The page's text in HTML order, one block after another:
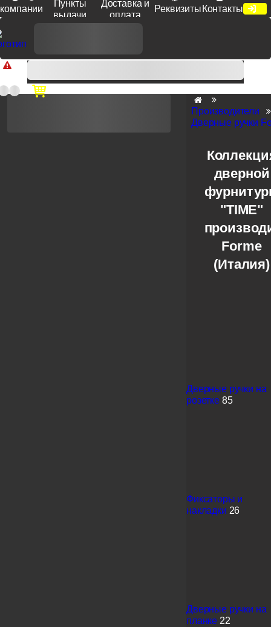
компании
Пункты
выдачи
Доставка и
оплата
Реквизиты Контакты
Доп. скидка от цен на сайте 7% при заказе от 50 тыс. руб
продукции Venezia, Fratelli, Tupai, Extreza, Melodia, Forme при
оплате по счету.
Производители
Дверные ручки
дверной
"TIME"
Forme
(Италия)
Дверные ручки на
розетке 85
Фиксаторы и
накладки 26
Дверные ручки на
планке 22